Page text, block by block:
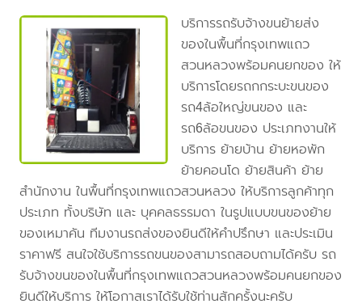
บริการรถรับจ้างขนย้ายส่ง
ของในพื้นที่กรุงเทพแถว
สวนหลวงพร้อมคนยกของ ให้
บริการโดยรถกกระบะขนของ
รถ4ล้อใหญ่ขนของ และ
รถ6ล้อขนของ ประเภทงานให้
บริการ ย้ายบ้าน ย้ายหอพัก
ย้ายคอนโด ย้ายสินค้า ย้าย
สำนักงาน ในพื้นที่กรุงเทพแถวสวนหลวง ให้บริการลูกค้าทุก
ประเภท ทั้งบริษัท และ บุคคลธรรมดา ในรูปแบบขนของย้าย
ของเหมาคัน ทีมงานรถส่งของยินดีให้คำปรึกษา และประเมิน
ราคาฟรี สนใจใช้บริการรถขนของสามารถสอบถามได้ครับ รถ
รับจ้างขนของในพื้นที่กรุงเทพแถวสวนหลวงพร้อมคนยกของ
ยินดีให้บริการ ให้โอกาสเราได้รับใช้ท่านสักครั้งนะครับ